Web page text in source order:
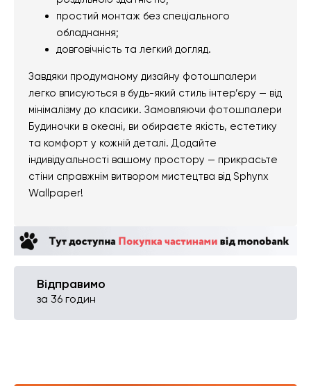
простий монтаж без спеціального
обладнання;
довговічність та легкий догляд.
Завдяки продуманому дизайну фотошпалери
легко вписуються в будь-який стиль інтер’єру — від
мінімалізму до класики. Замовляючи фотошпалери
Будиночки в океані, ви обираєте якість, естетику
та комфорт у кожній деталі. Додайте
індивідуальності вашому простору — прикрасьте
стіни справжнім витвором мистецтва від Sphynx
Wallpaper!
Відправимо
за 36 годин